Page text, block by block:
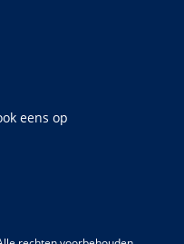
eens op